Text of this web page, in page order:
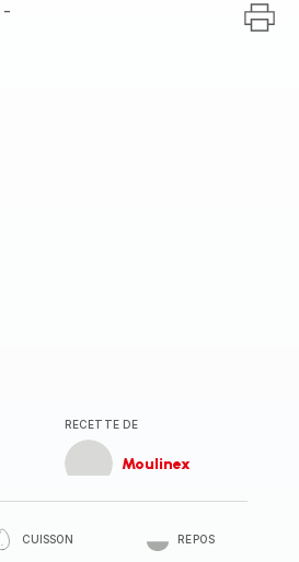
-
RECETTE DE
Moulinex
CUISSON REPOS